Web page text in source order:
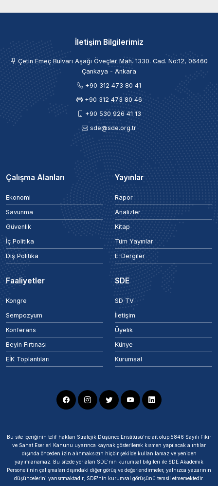
İletişim Bilgilerimiz
Çetin Emeç Bulvarı Aşağı Öveçler Mah. 1330. Cad. No:12, 06460
Çankaya - Ankara
+90 312 473 80 41
+90 312 473 80 46
+90 530 926 41 13
sde@sde.org.tr
Çalışma Alanları
Ekonomi
Savunma
Güvenlik
İç Politika
Dış Politika
Yayınlar
Rapor
Analizler
Kitap
Tüm Yayınlar
E-Dergiler
Faaliyetler
Kongre
Sempozyum
Konferans
Beyin Fırtınası
EİK Toplantıları
SDE
SD TV
İletişim
Üyelik
Künye
Kurumsal
Bu site içeriğinin telif hakları Stratejik Düşünce Enstitüsü’ne ait olup 5846 Sayılı Fikir
ve Sanat Eserleri Kanunu uyarınca kaynak gösterilerek kısmen yapılacak alıntılar
dışında önceden izin alınmaksızın hiçbir şekilde kullanılamaz ve yeniden
yayımlanamaz. Bu sitede yer alan SDE'nin kurumsal bilgileri ile SDE Akademik
Personeli'nin çalışmaları dışındaki diğer görüş ve değerlendirmeler, yalnızca yazarının
düşüncelerini yansıtmaktadır; SDE'nin kurumsal görüşünü temsil etmemektedir.